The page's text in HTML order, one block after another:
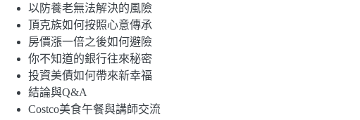
以防養老無法解決的風險
頂克族如何按照心意傳承
房價漲一倍之後如何避險
你不知道的銀行往來秘密
投資美債如何帶來新幸福
結論與Q&A
Costco美食午餐與講師交流